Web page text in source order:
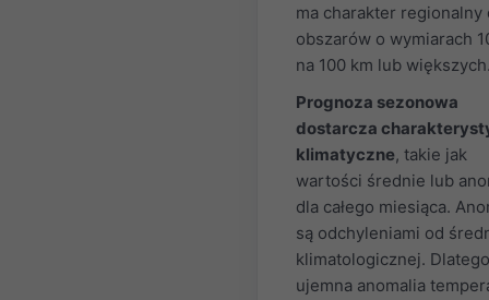
ma charakter regionalny
obszarów o wymiarach
na 100 km lub
Prognoza sezonowa
dostarcza
klimatyczne, takie jak
wartości średnie lub
dla całego miesiąca.
są odchyleniami od
klimatologicznej. Dlatego
ujemna anomalia